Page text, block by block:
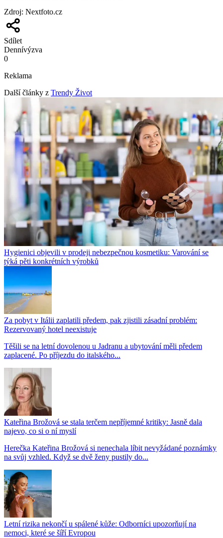
Zdroj: Nextfoto.cz
Sdílet
Dennívýzva
0
Reklama
Další články z Trendy Život
Hygienici objevili v prodeji nebezpečnou kosmetiku: Varování se
týká pěti konkrétních výrobků
Za pobyt v Itálii zaplatili předem, pak zjistili zásadní problém:
Rezervovaný hotel neexistuje
Těšili se na letní dovolenou u Jadranu a ubytování měli předem
zaplacené. Po příjezdu do italského...
Kateřina Brožová se stala terčem nepříjemné kritiky: Jasně dala
najevo, co si o ní myslí
Herečka Kateřina Brožová si nenechala líbit nevyžádané poznámky
na svůj vzhled. Když se dvě ženy pustily do...
Letní rizika nekončí u spálené kůže: Odborníci upozorňují na
nemoci, které se šíří Evropou